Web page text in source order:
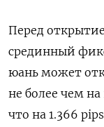
Перед
срединный
юань может
не более чем на
что на 1.366